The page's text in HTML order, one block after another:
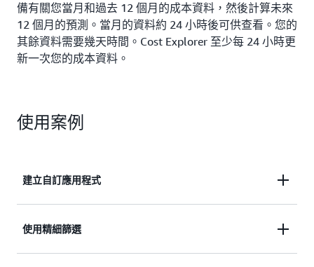
備有關您當月和過去 12 個月的成本資料，然後計算未來
12 個月的預測。當月的資料約 24 小時後可供查看。您的
其餘資料需要幾天時間。Cost Explorer 至少每 24 小時更
新一次您的成本資料。
使用案例
建立自訂應用程式
利用直接存取支援 AWS Cost Explorer 的互動式臨機
使用精細篩選